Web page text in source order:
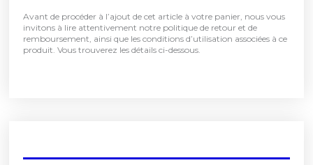
organisés
Avant de procéder à l’ajout de cet article à votre panier, nous vous
invitons à lire attentivement notre politique de retour et de
remboursement, ainsi que les conditions d’utilisation associées à ce
produit. Vous trouverez les détails ci-dessous.